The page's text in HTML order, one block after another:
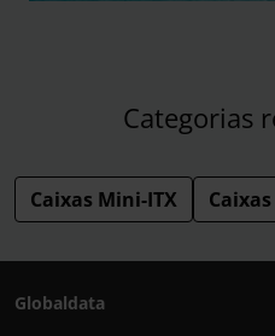
Categorias
Caixas Mini-ITX Caixas
Globaldata